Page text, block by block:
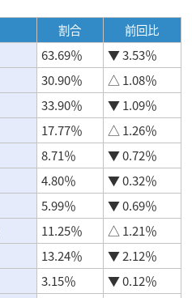
割合
前回比
63.69％
▼ 3.53％
30.90％
△ 1.08％
33.90％
▼ 1.09％
17.77％
△ 1.26％
8.71％
▼ 0.72％
4.80％
▼ 0.32％
5.99％
▼ 0.69％
11.25％
△ 1.21％
13.24％
▼ 2.12％
3.15％
▼ 0.12％